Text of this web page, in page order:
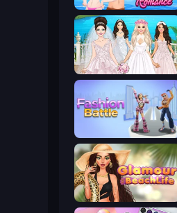
Swimming Pool Romance
Model Wedding
Fashion Battle
Glamour Beach Life